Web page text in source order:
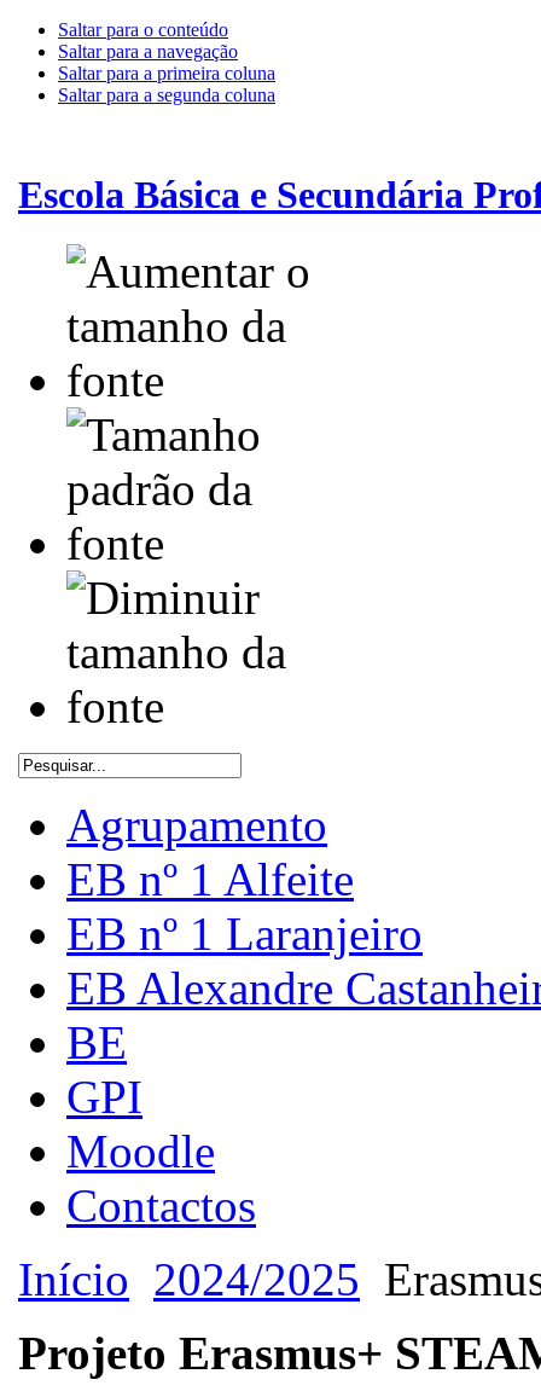
Saltar para o conteúdo
Saltar para a navegação
Saltar para a primeira coluna
Saltar para a segunda coluna
Escola Básica e Secundária
Agrupamento
EB nº 1 Alfeite
EB nº 1 Laranjeiro
EB Alexandre
BE
GPI
Moodle
Contactos
Início 2024/2025
Projeto Erasmus+